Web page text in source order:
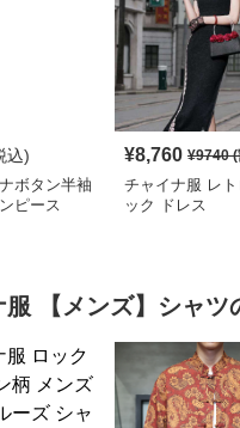
込)
ボタン半袖
ピース
¥8,760 ¥9740(
チャイナ服 レト
ック ドレス
服 【メンズ】シャツ